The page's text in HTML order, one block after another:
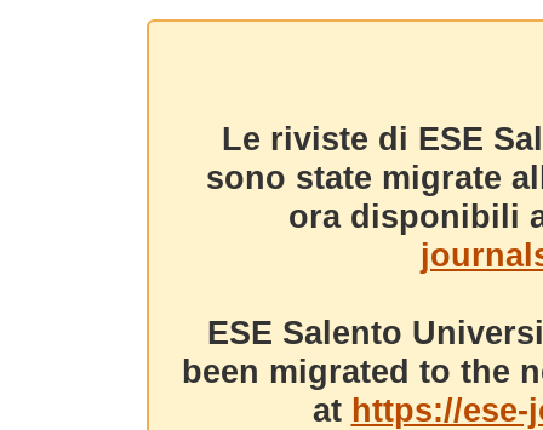
Le riviste di ESE
sono state migrate
ora disponibili
ESE Salento
been migrated to the
at https://